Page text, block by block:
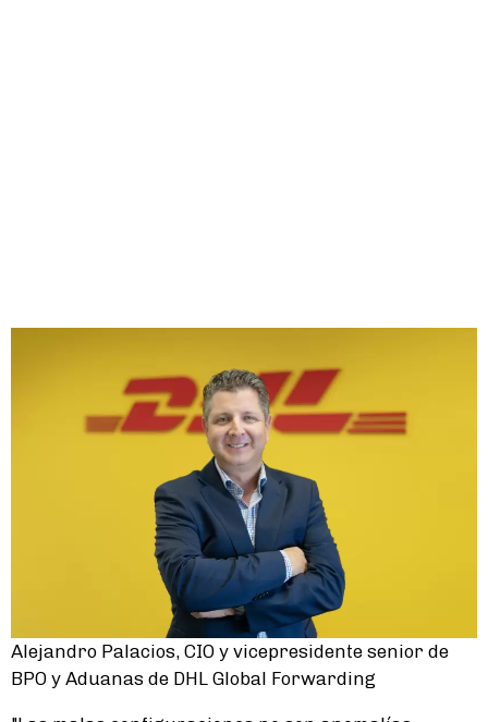
Alejandro Palacios, CIO y vicepresidente senior de
BPO y Aduanas de DHL Global Forwarding